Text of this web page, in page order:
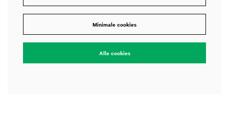
Minimale cookies
Alle cookies